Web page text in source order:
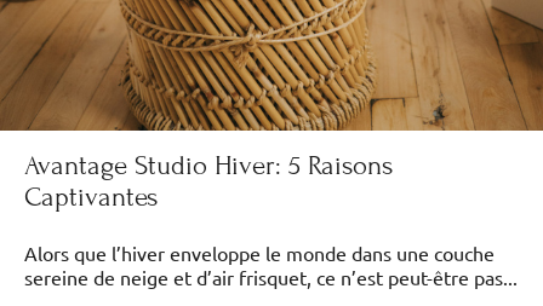
Avantage Studio Hiver: 5 Raisons
Captivantes
Alors que l’hiver enveloppe le monde dans une couche
sereine de neige et d’air frisquet, ce n’est peut-être pas...